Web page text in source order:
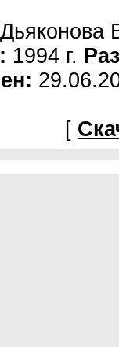
Дьяконова
1994 г.
[